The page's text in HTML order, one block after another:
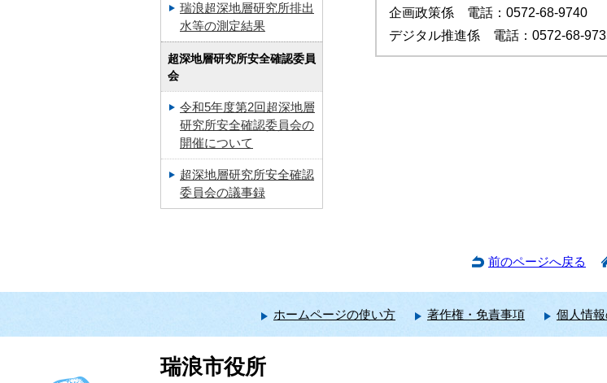
企画政策係 電話：0572-68-9740
デジタル推進係 電話：0572-68-
瑞浪超深地層研究所排出
水等の測定結果
超深地層研究所安全確認委員
会
令和5年度第2回超深地層
研究所安全確認委員会の
開催について
超深地層研究所安全確認
委員会の議事録
前のページへ戻る
ホームページの使い方 著作権・免責事項 個人情
瑞浪市役所